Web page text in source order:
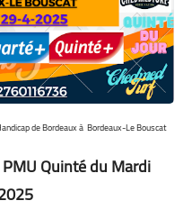
de Bordeaux à Bordeaux-Le Bouscat
Quinté du Mardi